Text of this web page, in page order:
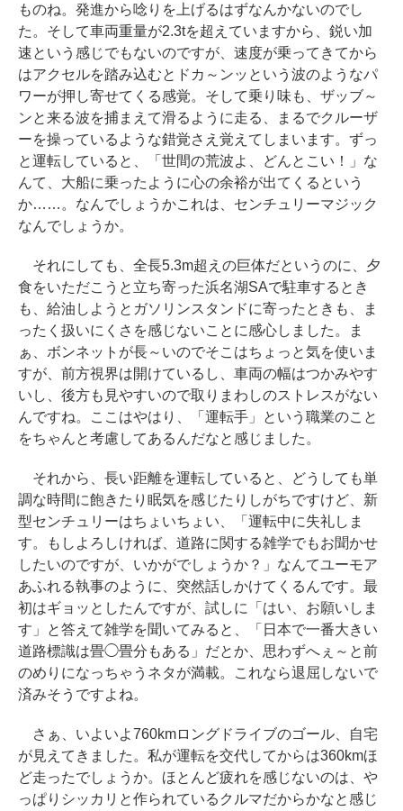
ものね。発進から唸りを上げるはずなんかないのでし
た。そして車両重量が2.3tを超えていますから、鋭い加
速という感じでもないのですが、速度が乗ってきてから
はアクセルを踏み込むとドカ～ンッという波のようなパ
ワーが押し寄せてくる感覚。そして乗り味も、ザッブ～
ンと来る波を捕まえて滑るように走る、まるでクルーザ
ーを操っているような錯覚さえ覚えてしまいます。ずっ
と運転していると、「世間の荒波よ、どんとこい！」な
んて、大船に乗ったように心の余裕が出てくるという
か……。なんでしょうかこれは、センチュリーマジック
なんでしょうか。
それにしても、全長5.3m超えの巨体だというのに、夕
食をいただこうと立ち寄った浜名湖SAで駐車するとき
も、給油しようとガソリンスタンドに寄ったときも、ま
ったく扱いにくさを感じないことに感心しました。ま
ぁ、ボンネットが長～いのでそこはちょっと気を使いま
すが、前方視界は開けているし、車両の幅はつかみやす
いし、後方も見やすいので取りまわしのストレスがない
んですね。ここはやはり、「運転手」という職業のこと
をちゃんと考慮してあるんだなと感じました。
それから、長い距離を運転していると、どうしても単
調な時間に飽きたり眠気を感じたりしがちですけど、新
型センチュリーはちょいちょい、「運転中に失礼しま
す。もしよろしければ、道路に関する雑学でもお聞かせ
したいのですが、いかがでしょうか？」なんてユーモア
あふれる執事のように、突然話しかけてくるんです。最
初はギョッとしたんですが、試しに「はい、お願いしま
す」と答えて雑学を聞いてみると、「日本で一番大きい
道路標識は畳◯畳分もある」だとか、思わずへぇ～と前
のめりになっちゃうネタが満載。これなら退屈しないで
済みそうですよね。
さぁ、いよいよ760kmロングドライブのゴール、自宅
が見えてきました。私が運転を交代してからは360kmほ
ど走ったでしょうか。ほとんど疲れを感じないのは、や
っぱりシッカリと作られているクルマだからかなと感じ